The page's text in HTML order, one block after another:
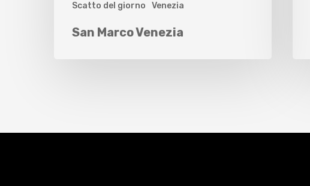
Scatto del giorno Venezia
San Marco Venezia